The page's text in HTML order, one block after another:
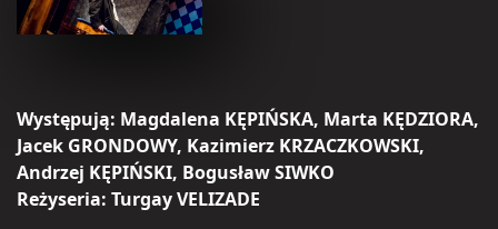
Występują: Magdalena KĘPIŃSKA, Marta KĘDZIORA,
Jacek GRONDOWY, Kazimierz KRZACZKOWSKI,
Andrzej KĘPIŃSKI, Bogusław SIWKO
Reżyseria: Turgay VELIZADE